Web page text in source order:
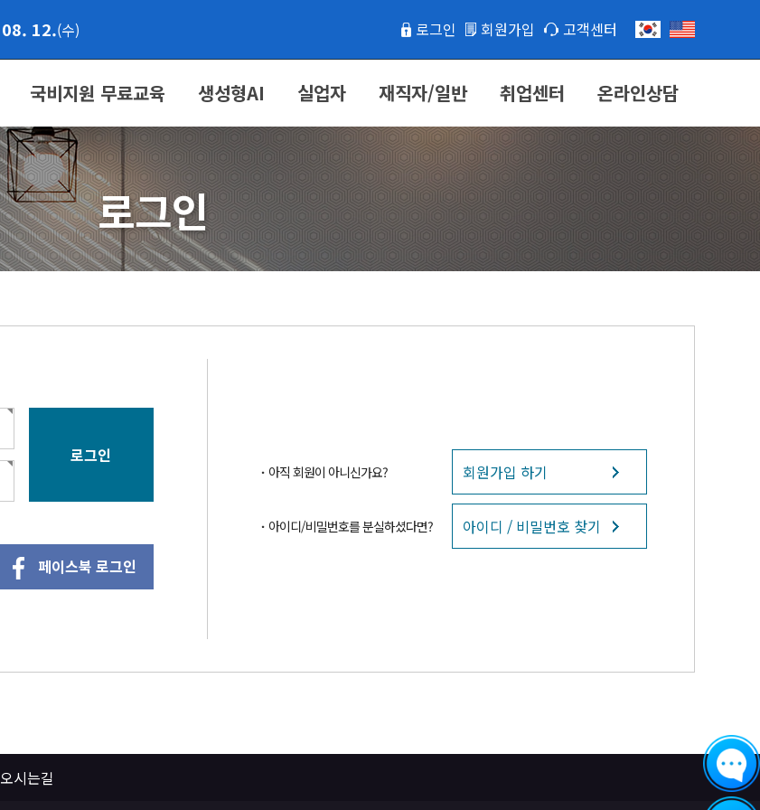
08. 12.(수) 로그인 회원가입 고객센터
국비지원 무료교육 생성형AI 실업자 재직자/일반 취업센터 온라인상담
로그인
페이스북 로그인
아직 회원이 아니신가요? 회원가입 하기
아이디/비밀번호를 분실하셨다면? 아이디 / 비밀번호 찾기
오시는길